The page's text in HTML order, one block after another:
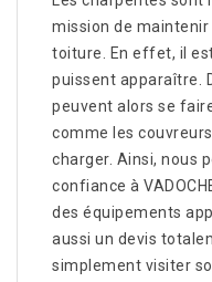
mission de maintenir
toiture. En effet, il
puissent apparaître.
peuvent alors se
comme les
charger. Ainsi, nous
confiance à
des équipements
aussi un devis
simplement visiter